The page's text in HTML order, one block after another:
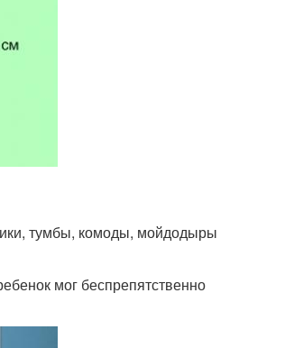
тумбы, комоды, мойдодыры
мог беспрепятственно